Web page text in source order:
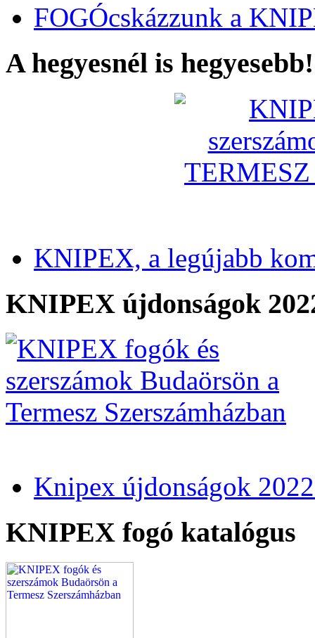
FOGÓcskázzunk a
A hegyesnél is hegyesebb!
KNIPEX, a legújabb
KNIPEX újdonságok
Knipex újdonságok
KNIPEX fogó katalógus